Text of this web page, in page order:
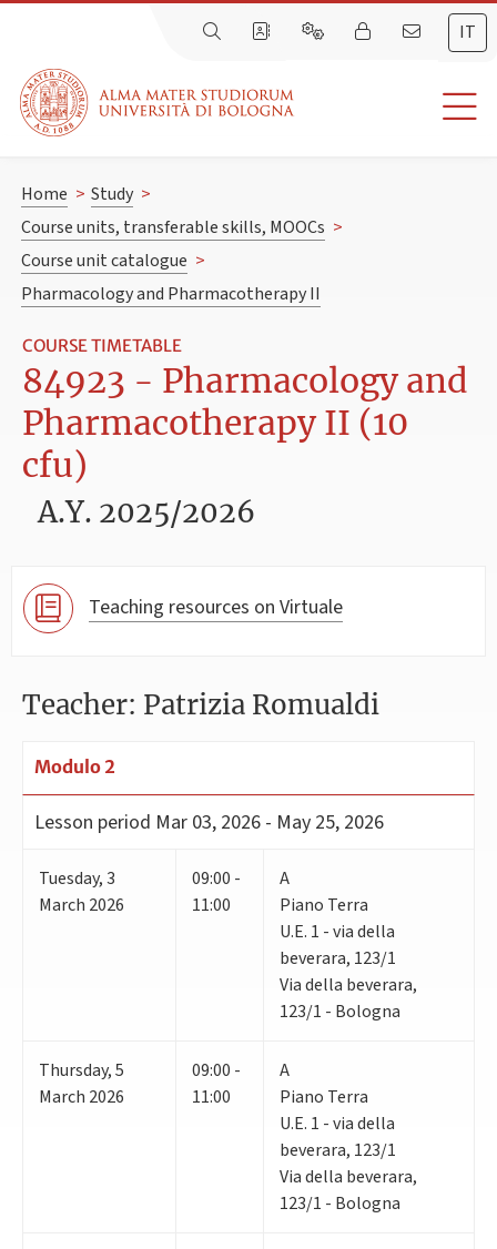
IT
Home > Study >
Course units, transferable skills, MOOCs >
Course unit catalogue >
Pharmacology and Pharmacotherapy II
COURSE TIMETABLE
84923 - Pharmacology and
Pharmacotherapy II (10
cfu)
A.Y. 2025/2026
Teaching resources on Virtuale
Teacher: Patrizia Romualdi
Modulo 2
Lesson period Mar 03, 2026 - May 25, 2026
Tuesday,3
March 2026
09:00 -
11:00
A
Piano Terra
U.E. 1 - via della
beverara, 123/1
Via della beverara,
123/1 - Bologna
Thursday,5
March 2026
09:00 -
11:00
A
Piano Terra
U.E. 1 - via della
beverara, 123/1
Via della beverara,
123/1 - Bologna